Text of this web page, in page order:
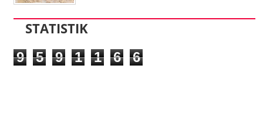
STATISTIK
9 5 9 1 1 6 6